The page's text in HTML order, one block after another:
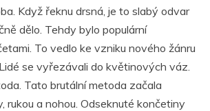
Když řeknu drsná, je to slabý odvar
dělo. Tehdy bylo populární
To vedlo ke vzniku nového žánru
se vyřezávali do květinových váz.
Tato brutální metoda začala
rukou a nohou. Odseknuté končetiny